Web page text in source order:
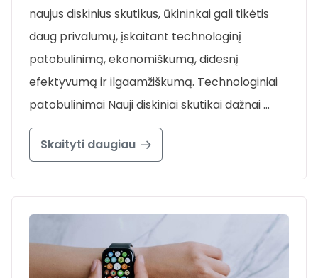
naujus diskinius skutikus, ūkininkai gali tikėtis
daug privalumų, įskaitant technologinį
patobulinimą, ekonomiškumą, didesnį
efektyvumą ir ilgaamžiškumą. Technologiniai
patobulinimai Nauji diskiniai skutikai dažnai …
Skaityti daugiau